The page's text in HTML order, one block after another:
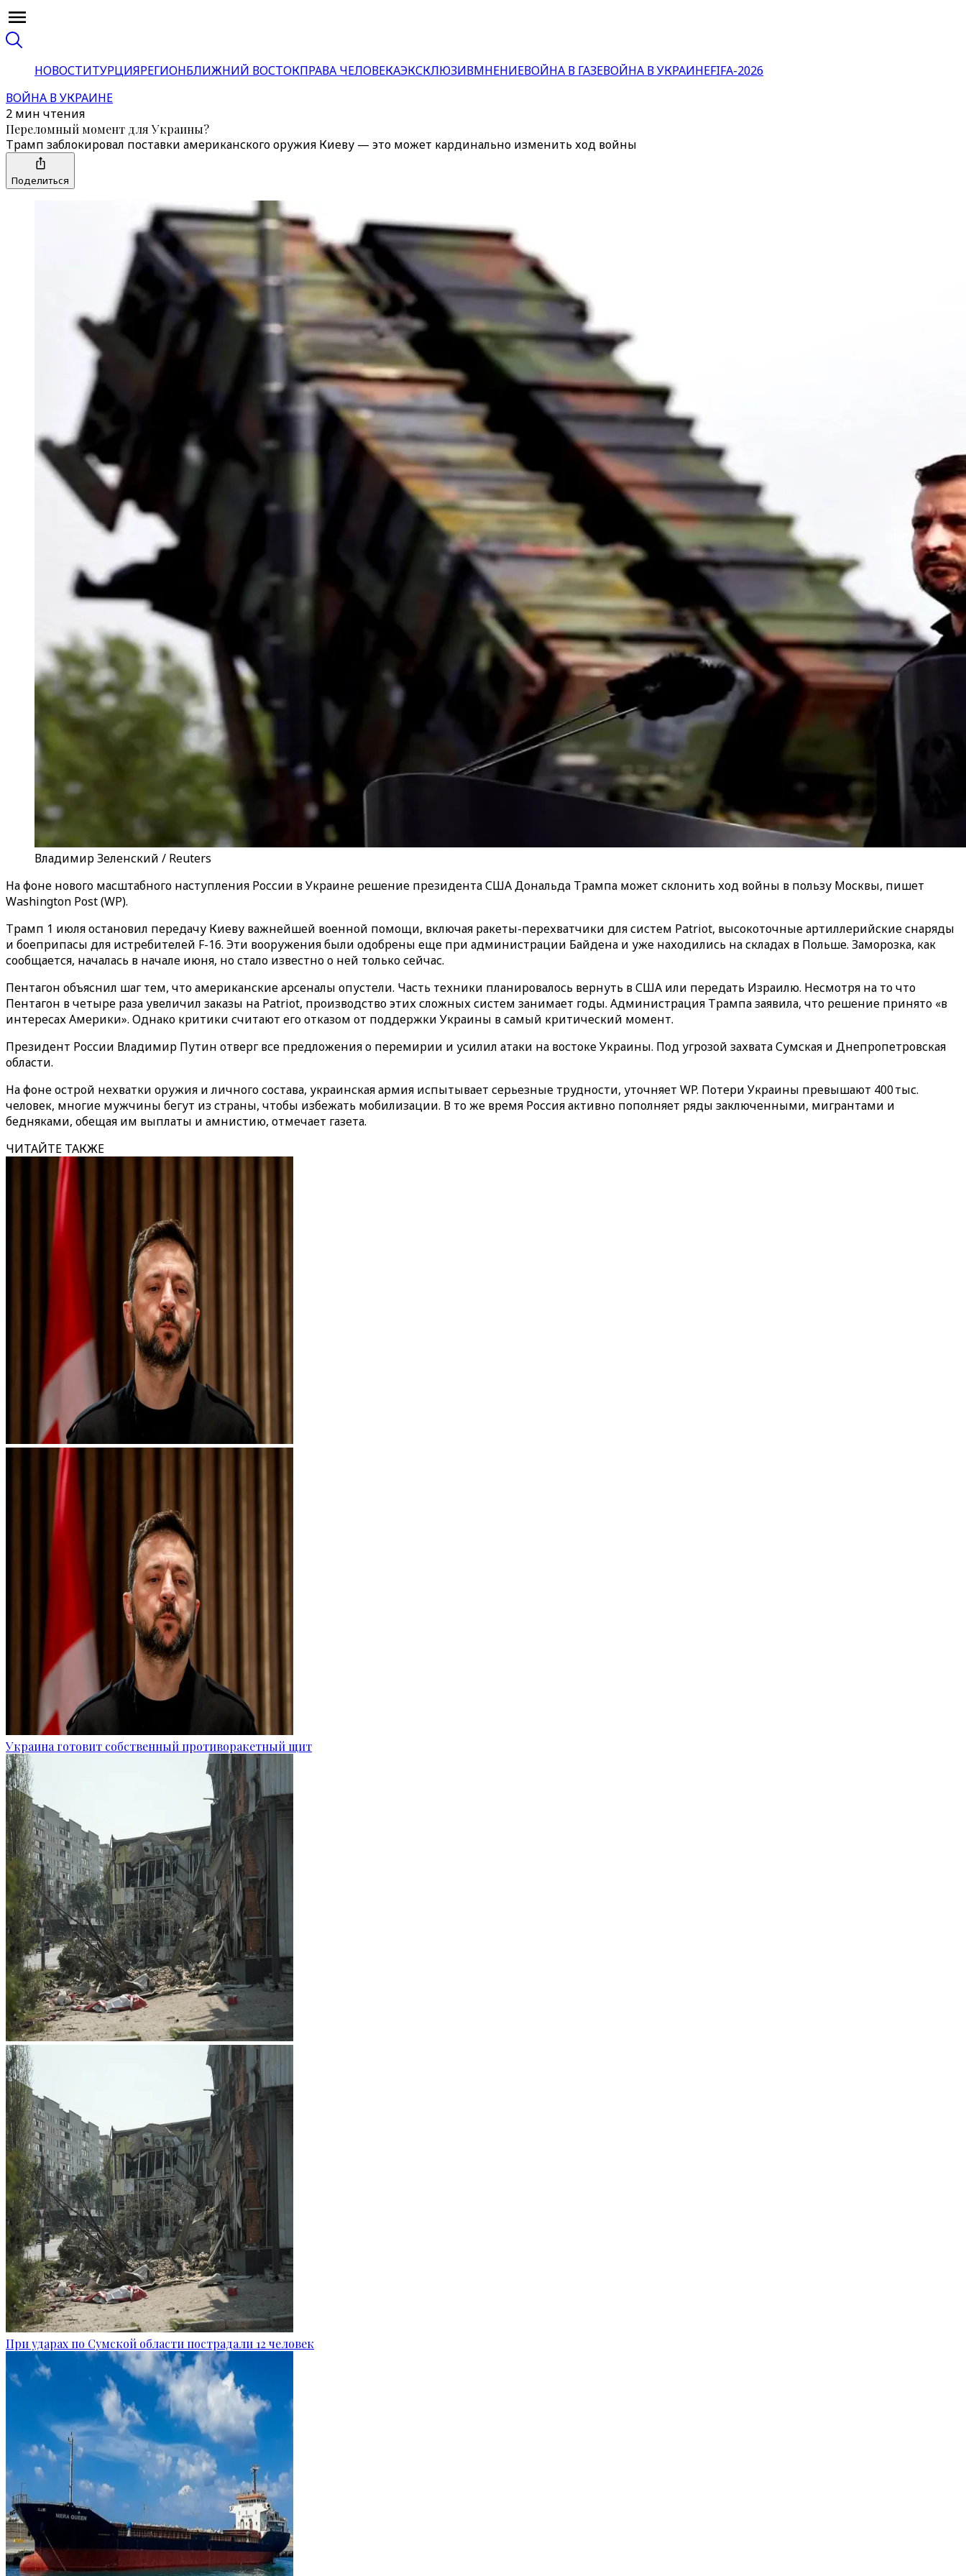
НОВОСТИТУРЦИЯРЕГИОНБЛИЖНИЙ ВОСТОКПРАВА ЧЕЛОВЕКАЭКСКЛЮЗИВМНЕНИЕВОЙНА В ГАЗЕВОЙНА В УКРАИНЕFIFA-2026
ВОЙНА В УКРАИНЕ
2 мин чтения
Переломный момент для Украины?
Трамп заблокировал поставки американского оружия Киеву — это может кардинально изменить ход войны
Поделиться
Владимир Зеленский / Reuters
На фоне нового масштабного наступления России в Украине решение президента США Дональда Трампа может склонить ход войны в пользу Москвы, пишет
Washington Post (WP).
Трамп 1 июля остановил передачу Киеву важнейшей военной помощи, включая ракеты-перехватчики для систем Patriot, высокоточные артиллерийские снаряды
и боеприпасы для истребителей F-16. Эти вооружения были одобрены еще при администрации Байдена и уже находились на складах в Польше. Заморозка, как
сообщается, началась в начале июня, но стало известно о ней только сейчас.
Пентагон объяснил шаг тем, что американские арсеналы опустели. Часть техники планировалось вернуть в США или передать Израилю. Несмотря на то что
Пентагон в четыре раза увеличил заказы на Patriot, производство этих сложных систем занимает годы. Администрация Трампа заявила, что решение принято «в
интересах Америки». Однако критики считают его отказом от поддержки Украины в самый критический момент.
Президент России Владимир Путин отверг все предложения о перемирии и усилил атаки на востоке Украины. Под угрозой захвата Сумская и Днепропетровская
области.
На фоне острой нехватки оружия и личного состава, украинская армия испытывает серьезные трудности, уточняет WP. Потери Украины превышают 400 тыс.
человек, многие мужчины бегут из страны, чтобы избежать мобилизации. В то же время Россия активно пополняет ряды заключенными, мигрантами и
бедняками, обещая им выплаты и амнистию, отмечает газета.
ЧИТАЙТЕ ТАКЖЕ
Украина готовит собственный противоракетный щит
При ударах по Сумской области пострадали 12 человек